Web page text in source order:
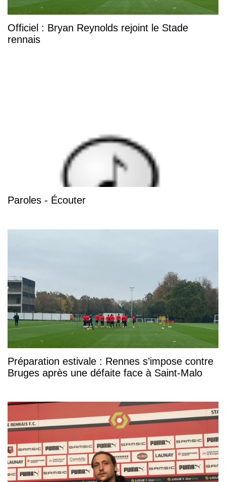
Officiel : Bryan Reynolds rejoint le Stade
rennais
Paroles - Écouter
Préparation estivale : Rennes s’impose contre
Bruges après une défaite face à Saint-Malo